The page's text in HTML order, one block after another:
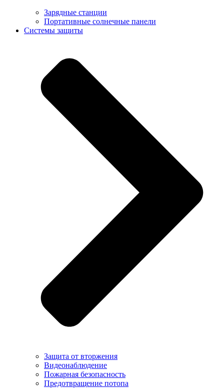
Зарядные станции
Портативные солнечные панели
Системы защиты
Защита от вторжения
Видеонаблюдение
Пожарная безопасность
Предотвращение потопа